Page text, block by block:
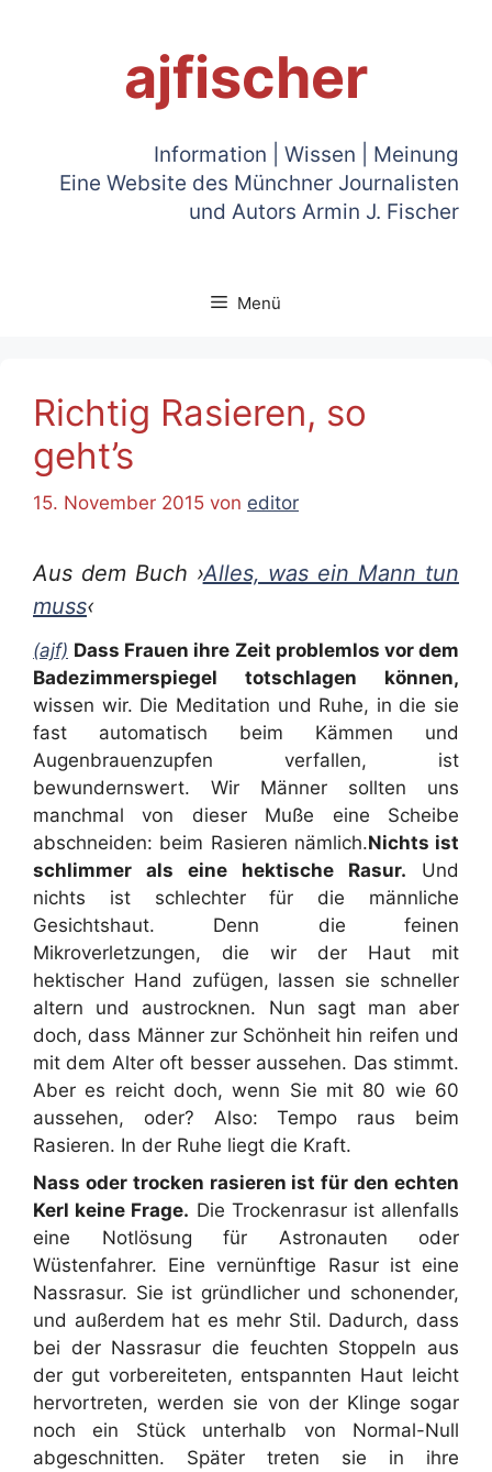
ajfischer
Information | Wissen | Meinung
Eine Website des Münchner Journalisten
und Autors Armin J. Fischer
Menü
Richtig Rasieren, so
geht’s
15. November 2015 von editor
Aus dem Buch ›Alles, was ein Mann tun
muss‹
(ajf) Dass Frauen ihre Zeit problemlos vor dem
Badezimmerspiegel totschlagen können,
wissen wir. Die Meditation und Ruhe, in die sie
fast automatisch beim Kämmen und
Augenbrauenzupfen verfallen, ist
bewundernswert. Wir Männer sollten uns
manchmal von dieser Muße eine Scheibe
abschneiden: beim Rasieren nämlich.Nichts ist
schlimmer als eine hektische Rasur. Und
nichts ist schlechter für die männliche
Gesichtshaut. Denn die feinen
Mikroverletzungen, die wir der Haut mit
hektischer Hand zufügen, lassen sie schneller
altern und austrocknen. Nun sagt man aber
doch, dass Männer zur Schönheit hin reifen und
mit dem Alter oft besser aussehen. Das stimmt.
Aber es reicht doch, wenn Sie mit 80 wie 60
aussehen, oder? Also: Tempo raus beim
Rasieren. In der Ruhe liegt die Kraft.
Nass oder trocken rasieren ist für den echten
Kerl keine Frage. Die Trockenrasur ist allenfalls
eine Notlösung für Astronauten oder
Wüstenfahrer. Eine vernünftige Rasur ist eine
Nassrasur. Sie ist gründlicher und schonender,
und außerdem hat es mehr Stil. Dadurch, dass
bei der Nassrasur die feuchten Stoppeln aus
der gut vorbereiteten, entspannten Haut leicht
hervortreten, werden sie von der Klinge sogar
noch ein Stück unterhalb von Normal-Null
abgeschnitten. Später treten sie in ihre